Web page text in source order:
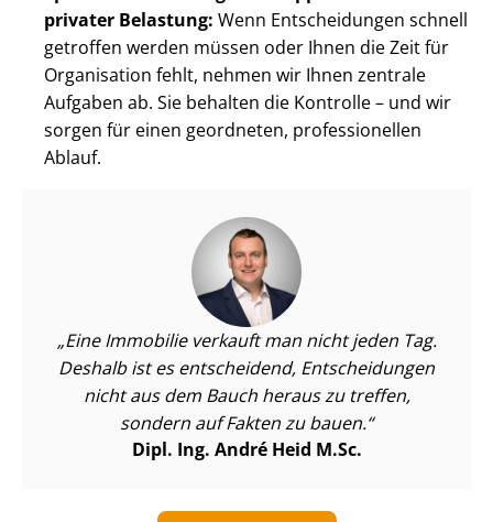
privater Belastung: Wenn Entscheidungen schnell
getroffen werden müssen oder Ihnen die Zeit für
Organisation fehlt, nehmen wir Ihnen zentrale
Aufgaben ab. Sie behalten die Kontrolle – und wir
sorgen für einen geordneten, professionellen
Ablauf.
Eine Immobilie verkauft man nicht jeden Tag.
Deshalb ist es entscheidend, Entscheidungen
nicht aus dem Bauch heraus zu treffen,
sondern auf Fakten zu bauen.
Dipl. Ing. André Heid M.Sc.